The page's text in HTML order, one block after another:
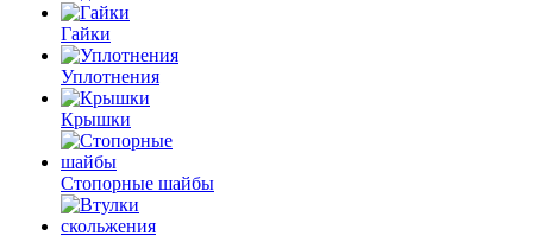
Гайки
Уплотнения
Крышки
Стопорные шайбы